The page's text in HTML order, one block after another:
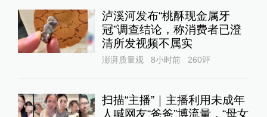
泸溪河发布“桃酥现金属牙
冠”调查结论，称消费者已澄
清所发视频不属实
澎湃质量观 8小时前 260评
扫描“主播”｜主播利用未成年
人喊网友“爸爸”博流量，“母女